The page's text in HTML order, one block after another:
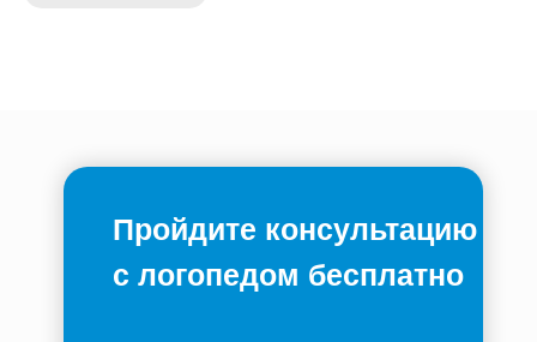
Пройдите консультацию
с логопедом бесплатно